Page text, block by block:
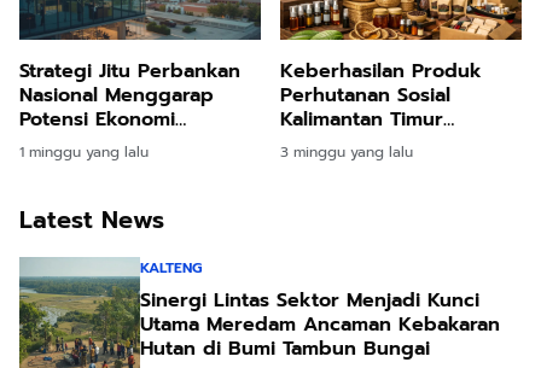
Strategi Jitu Perbankan
Nasional Menggarap
Potensi Ekonomi
Penyangga Nusantara
Melalui Inovasi Digital
1 minggu yang lalu
Keberhasilan Produk
Perhutanan Sosial
Kalimantan Timur
Menembus Pasar
Modern dan
3 minggu yang lalu
Latest News
KALTENG
Sinergi Lintas Sektor Menjadi Kunci
Utama Meredam Ancaman Kebakaran
Hutan di Bumi Tambun Bungai